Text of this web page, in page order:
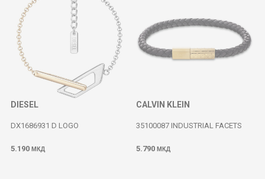
DIESEL
DX1686931 D LOGO
5.190 МКД
CALVIN KLEIN
35100087 INDUSTRIAL FACETS
5.790 МКД